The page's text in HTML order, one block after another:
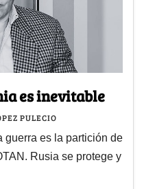
es inevitable
PULECIO
guerra es la partición de
Rusia se protege y